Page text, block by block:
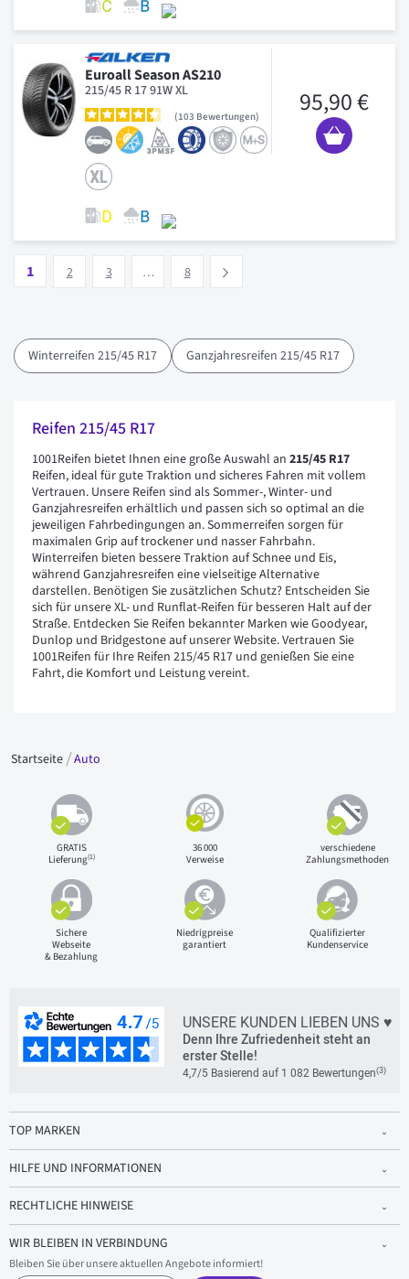
Euroall Season AS210
215/45 R 17 91W XL
103 Bewertungen 95,90 €
Vous lisez actuellement la page
1 2 3 … 8
Winterreifen 215/45 R17 Ganzjahresreifen 215/45 R17
Reifen 215/45 R17
1001Reifen bietet Ihnen eine große Auswahl an 215/45 R17
Reifen, ideal für gute Traktion und sicheres Fahren mit vollem
Vertrauen. Unsere Reifen sind als Sommer-, Winter- und
Ganzjahresreifen erhältlich und passen sich so optimal an die
jeweiligen Fahrbedingungen an. Sommerreifen sorgen für
maximalen Grip auf trockener und nasser Fahrbahn.
Winterreifen bieten bessere Traktion auf Schnee und Eis,
während Ganzjahresreifen eine vielseitige Alternative
darstellen. Benötigen Sie zusätzlichen Schutz? Entscheiden Sie
sich für unsere XL- und Runflat-Reifen für besseren Halt auf der
Straße. Entdecken Sie Reifen bekannter Marken wie Goodyear,
Dunlop und Bridgestone auf unserer Website. Vertrauen Sie
1001Reifen für Ihre Reifen 215/45 R17 und genießen Sie eine
Fahrt, die Komfort und Leistung vereint.
Startseite Auto
GRATIS
Lieferung(1)
36 000
Verweise
verschiedene
Zahlungsmethoden
Sichere
Webseite
& Bezahlung
Niedrigpreise
garantiert
Qualifizierter
Kundenservice
UNSERE KUNDEN LIEBEN UNS ♥
Denn Ihre Zufriedenheit steht an
erster Stelle!
4,7/5 Basierend auf 1 082 Bewertungen(3)
TOP MARKEN
HILFE UND INFORMATIONEN
RECHTLICHE HINWEISE
WIR BLEIBEN IN VERBINDUNG
Bleiben Sie über unsere aktuellen Angebote informiert!